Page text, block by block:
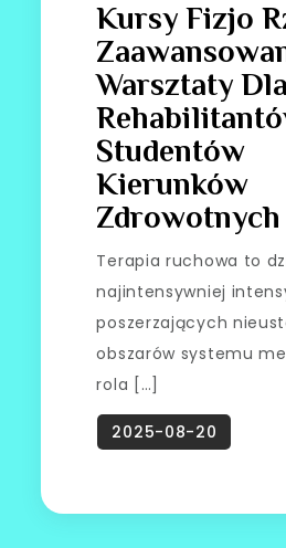
Kursy Fizjo
Warsztaty Dla
Studentów
Kierunków
Zdrowotnych
Terapia ruchowa to
najintensywniej
poszerzających
obszarów systemu
rola […]